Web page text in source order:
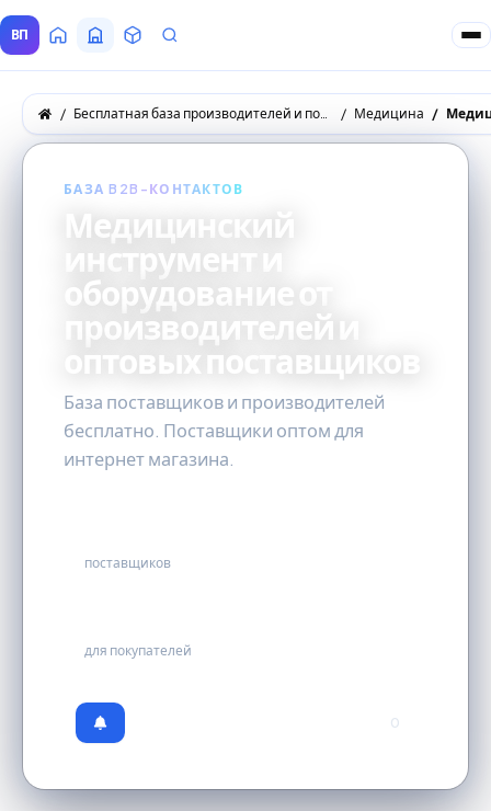
ВП ГлавнаяВсе Поставщики
ТоварыЗапросы покупателей
Бесплатная база производителей и поставщиков товаров оптом Медицина
БАЗА B2B-КОНТАКТОВ
Медицинский
инструмент и
оборудование от
производителей и
оптовых поставщиков
База поставщиков и производителей
бесплатно. Поставщики оптом для
интернет магазина.
поставщиков
для покупателей
0